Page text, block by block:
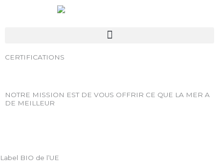
CERTIFICATIONS
NOTRE MISSION EST DE VOUS OFFRIR CE QUE LA MER A
DE MEILLEUR
Label BIO de l’UE